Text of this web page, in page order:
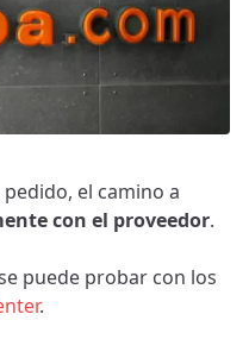
el camino a
con el proveedor.
puede probar con los
.